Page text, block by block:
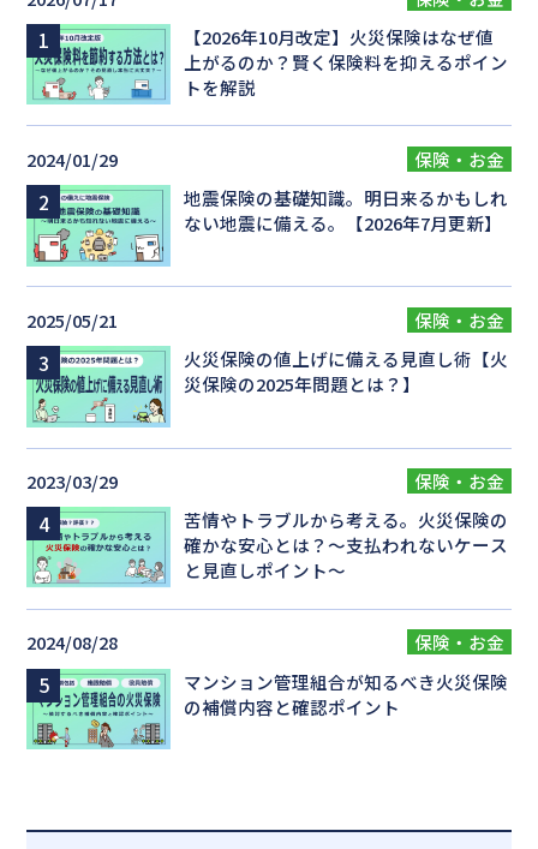
【2026年10月改定】火災保険はなぜ値
上がるのか？賢く保険料を抑えるポイン
トを解説
2024/01/29
保険・お金
地震保険の基礎知識。明日来るかもしれ
ない地震に備える。【2026年7月更新】
2025/05/21
保険・お金
火災保険の値上げに備える見直し術【火
災保険の2025年問題とは？】
2023/03/29
保険・お金
苦情やトラブルから考える。火災保険の
確かな安心とは？～支払われないケース
と見直しポイント～
2024/08/28
保険・お金
マンション管理組合が知るべき火災保険
の補償内容と確認ポイント